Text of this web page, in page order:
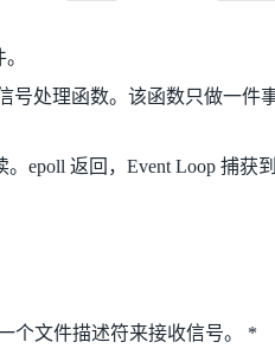
号处理函数。该函数只做一件
。epoll 返回，Event Loop 捕获
个文件描述符来接收信号。 *